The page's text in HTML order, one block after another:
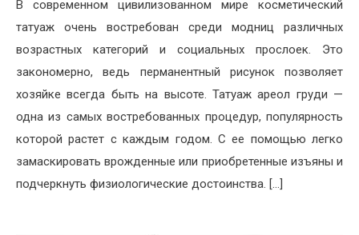
В современном цивилизованном мире косметический
татуаж очень востребован среди модниц различных
возрастных категорий и социальных прослоек. Это
закономерно, ведь перманентный рисунок позволяет
хозяйке всегда быть на высоте. Татуаж ареол груди —
одна из самых востребованных процедур, популярность
которой растет с каждым годом. С ее помощью легко
замаскировать врожденные или приобретенные изъяны и
подчеркнуть физиологические достоинства. […]